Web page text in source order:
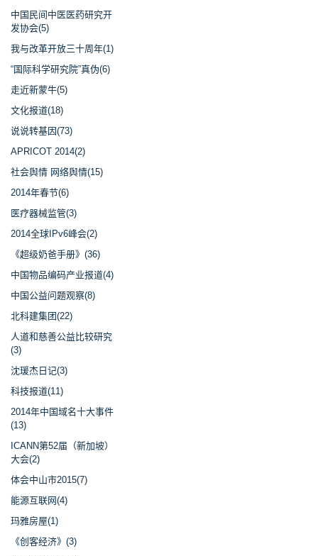
中国民间中医医药研究开
发协会(5)
我与改革开放三十周年(1)
“国际科学研究院”真伪(6)
走近新蒙牛(5)
文化报道(18)
说说转基因(73)
APRICOT 2014(2)
社会舆情 网络舆情(15)
2014年春节(6)
医疗器械监管(3)
2014全球IPv6峰会(2)
《超级奶爸手册》(36)
中国物品编码产业报道(4)
中国公益问题观察(8)
北科建集团(22)
人道和慈善公益比较研究
(3)
沈瑗杰日记(3)
科技报道(11)
2014年中国域名十大事件
(13)
ICANN第52届（新加坡）
大会(2)
体会中山市2015(7)
能源互联网(4)
玛雅房屋(1)
《创客经济》(3)